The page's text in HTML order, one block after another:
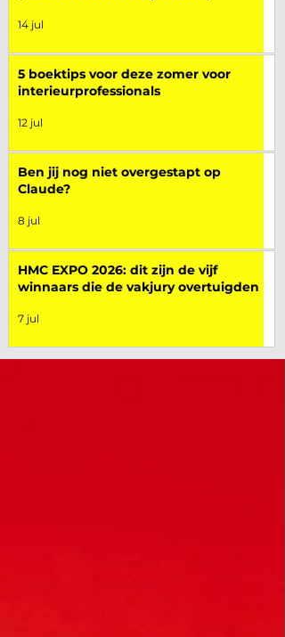
14 jul
5 boektips voor deze zomer voor
interieurprofessionals
12 jul
Ben jij nog niet overgestapt op
Claude?
8 jul
HMC EXPO 2026: dit zijn de vijf
winnaars die de vakjury overtuigden
7 jul